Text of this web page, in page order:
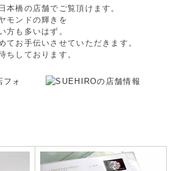
本橋の店舗でご覧頂けます。
モンドの輝きを
方も多いはず。
てお手伝いさせていただきます。
ちしております。